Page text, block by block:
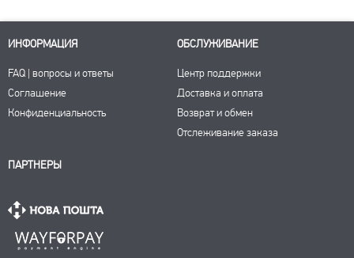
ИНФОРМАЦИЯ
FAQ | вопросы и ответы
Соглашение
Конфиденциальность
ОБСЛУЖИВАНИЕ
Центр поддержки
Доставка и оплата
Возврат и обмен
Отслеживание заказа
ПАРТНЕРЫ